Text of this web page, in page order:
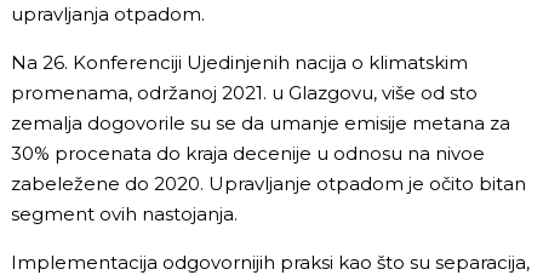
upravljanja otpadom.
Na 26. Konferenciji Ujedinjenih nacija o klimatskim
promenama, održanoj 2021. u Glazgovu, više od sto
zemalja dogovorile su se da umanje emisije metana za
30% procenata do kraja decenije u odnosu na nivoe
zabeležene do 2020. Upravljanje otpadom je očito bitan
segment ovih nastojanja.
Implementacija odgovornijih praksi kao što su separacija,